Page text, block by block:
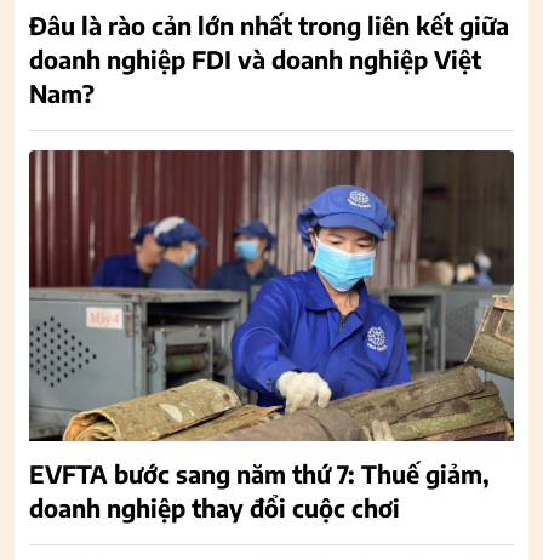
Đâu là rào cản lớn nhất trong liên kết giữa
doanh nghiệp FDI và doanh nghiệp Việt
Nam?
EVFTA bước sang năm thứ 7: Thuế giảm,
doanh nghiệp thay đổi cuộc chơi